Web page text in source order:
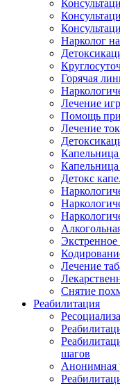
Нарколог
Горячая
Лечение
Помощь при
Лечение
Капельница
Капельница
Детокс
Экстренное
Лечение
Снятие
Реабилитация
шагов
Анонимная